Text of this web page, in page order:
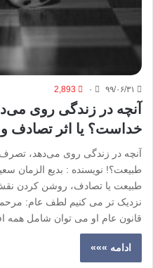
۹۹/۰۶/۳۱ ۰ 2,893
آنچه در زندگی روی
خداست؟ یا اثر تصادف
آنچه در زندگی روی می‌دهد،
طبیعت؟! نویسنده : بدیع الزمان
طبیعت یا تصادف، روشن کردن نقش
نزدیک تر می کنیم لطف عام:
قانون عام او می توان شامل همه
ادامه »»»